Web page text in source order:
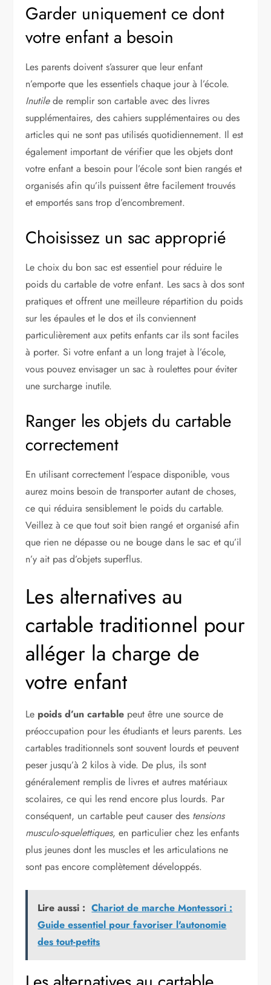
Garder uniquement ce dont
votre enfant a besoin
Les parents doivent s’assurer que leur enfant
n’emporte que les essentiels chaque jour à l’école.
Inutilede remplir son cartable avec des livres
supplémentaires, des cahiers supplémentaires ou des
articles qui ne sont pas utilisés quotidiennement. Il est
également important de vérifier que les objets dont
votre enfant a besoin pour l’école sont bien rangés et
organisés afin qu’ils puissent être facilement trouvés
et emportés sans trop d’encombrement.
Choisissez un sac approprié
Le choix du bon sac est essentiel pour réduire le
poids du cartable de votre enfant. Les sacs à dos sont
pratiques et offrent une meilleure répartition du poids
sur les épaules et le dos et ils conviennent
particulièrement aux petits enfants car ils sont faciles
à porter. Si votre enfant a un long trajet à l’école,
vous pouvez envisager un sac à roulettes pour éviter
une surcharge inutile.
Ranger les objets du cartable
correctement
En utilisant correctement l’espace disponible, vous
aurez moins besoin de transporter autant de choses,
ce qui réduira sensiblement le poids du cartable.
Veillez à ce que tout soit bien rangé et organisé afin
que rien ne dépasse ou ne bouge dans le sac et qu’il
n’y ait pas d’objets superflus.
Les alternatives au
cartable traditionnel pour
alléger la charge de
votre enfant
Le poids d’un cartable peut être une source de
préoccupation pour les étudiants et leurs parents. Les
cartables traditionnels sont souvent lourds et peuvent
peser jusqu’à 2 kilos à vide. De plus, ils sont
généralement remplis de livres et autres matériaux
scolaires, ce qui les rend encore plus lourds. Par
conséquent, un cartable peut causer des tensions
musculo-squelettiques, en particulier chez les enfants
plus jeunes dont les muscles et les articulations ne
sont pas encore complètement développés.
Lire aussi : Chariot de marche Montessori :
Guide essentiel pour favoriser l'autonomie
des tout-petits